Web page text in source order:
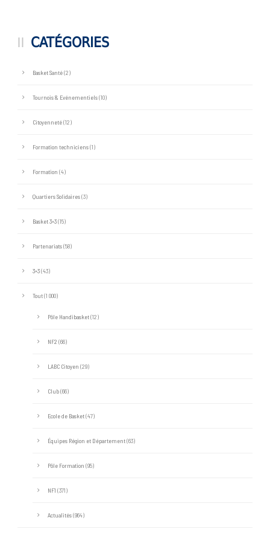
CATÉGORIES
Basket Santé(2)
Tournois & Evénementiels(10)
Citoyenneté(12)
Formation techniciens(1)
Formation (4)
Quartiers Solidaires(3)
Basket 3×3(15)
Partenariats(58)
3×3(43)
Tout(1 000)
Pôle Handibasket(12)
NF2 (66)
LABC Citoyen (29)
Club(66)
Ecole de Basket(47)
Équipes Région et Département(63)
Pôle Formation (95)
NF1 (371)
Actualités(964)